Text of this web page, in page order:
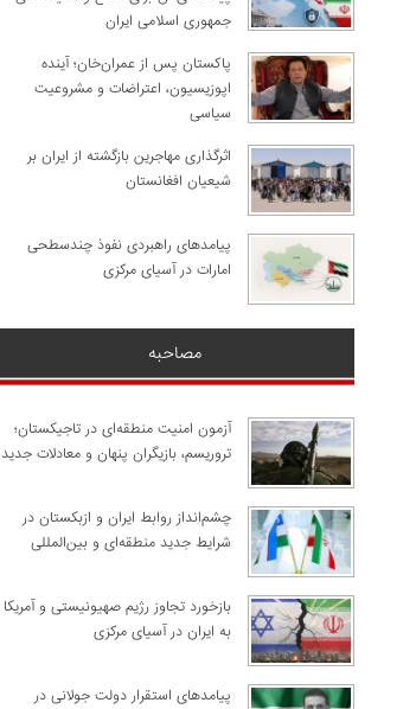
جمهوری اسلامی ایران
پاکستان پس از عمران‌خان؛ آینده
اپوزیسیون، اعتراضات و مشروعیت
سیاسی
اثرگذاری مهاجرین بازگشته از ایران بر
شیعیان افغانستان
پیامدهای راهبردی نفوذ چندسطحی
امارات در آسیای مرکزی
مصاحبه
آزمون امنیت منطقه‌ای در تاجیکستان؛
تروریسم، بازیگران پنهان و معادلات جدید
چشم‌انداز روابط ایران و ازبکستان در
شرایط جدید منطقه‌ای و بین‌المللی
​بازخورد تجاوز رژیم صهیونیستی و آمریکا
به ایران در آسیای مرکزی
پیامدهای استقرار دولت جولانی در